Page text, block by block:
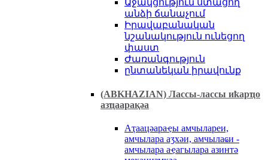
Աջակցություն ստացող
անձի ճանաչում
Իրավաբանական
նշանակություն ունեցող
փաստ
Ժառանգություն
ընտանեկան իրավունք
(ABKHAZIAN) Лассы-лассы иҟарҵо
азҵаарақәа
Аҭaaцәaрaҿы aмчылaреи,
aмчылaрa aӡхәи, aмчылaҩи -
aмчылaрa aҿaгылaрa aзинтә